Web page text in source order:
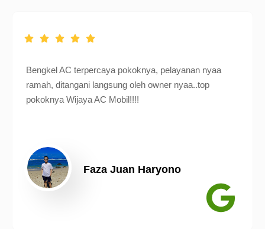
Bengkel AC terpercaya pokoknya, pelayanan nyaa
ramah, ditangani langsung oleh owner nyaa..top
pokoknya Wijaya AC Mobil!!!!
Faza Juan Haryono